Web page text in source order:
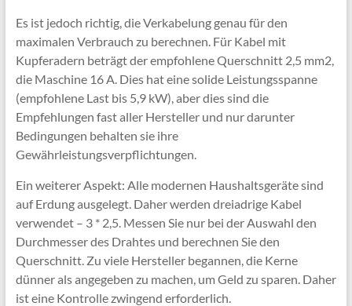
Es ist jedoch richtig, die Verkabelung genau für den
maximalen Verbrauch zu berechnen. Für Kabel mit
Kupferadern beträgt der empfohlene Querschnitt 2,5 mm2,
die Maschine 16 A. Dies hat eine solide Leistungsspanne
(empfohlene Last bis 5,9 kW), aber dies sind die
Empfehlungen fast aller Hersteller und nur darunter
Bedingungen behalten sie ihre
Gewährleistungsverpflichtungen.
Ein weiterer Aspekt: ​​Alle modernen Haushaltsgeräte sind
auf Erdung ausgelegt. Daher werden dreiadrige Kabel
verwendet – 3 * 2,5. Messen Sie nur bei der Auswahl den
Durchmesser des Drahtes und berechnen Sie den
Querschnitt. Zu viele Hersteller begannen, die Kerne
dünner als angegeben zu machen, um Geld zu sparen. Daher
ist eine Kontrolle zwingend erforderlich.